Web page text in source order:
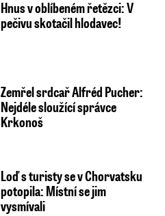
Hnus v oblíbeném řetězci: V
pečivu skotačil hlodavec!
Zemřel srdcař Alfréd Pucher:
Nejdéle sloužící správce
Krkonoš
Loď s turisty se v Chorvatsku
potopila: Místní se jim
vysmívali